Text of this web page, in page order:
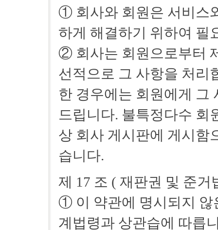
① 회사와 회원은 서비스
하게 해결하기 위하여 필
② 회사는 회원으로부터
선적으로 그 사항을 처리
한 경우에는 회원에게 그
드립니다. 불특정다수 회
상 회사 게시판에 게시함
습니다.
제 17 조 ( 재판권 및 준거
① 이 약관에 명시되지 않
계법령과 상관습에 따릅